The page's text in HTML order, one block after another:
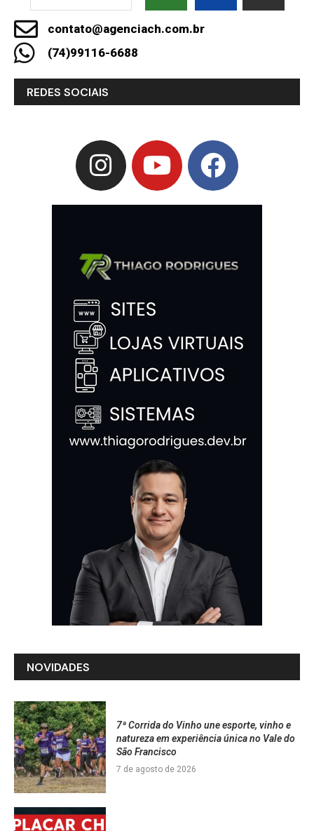
contato@agenciach.com.br
(74)99116-6688
REDES SOCIAIS
NOVIDADES
7ª Corrida do Vinho une esporte, vinho e
natureza em experiência única no Vale do
São Francisco
7 de agosto de 2026